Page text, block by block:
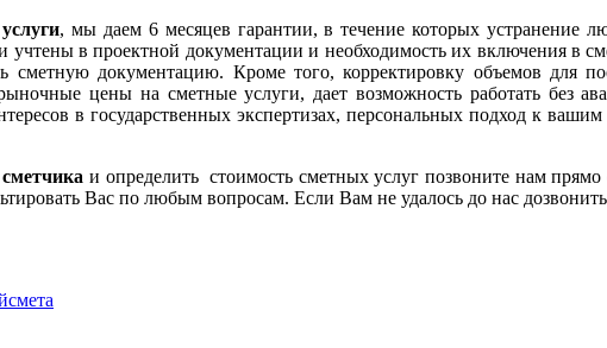
, мы даем 6 месяцев гарантии, в течение которых устранение
в проектной документации и необходимость их включения в
сметную документацию. Кроме того, корректировку объемов для
цены на сметные услуги, дает возможность работать без
в государственных экспертизах, персональных подход к
и определить стоимость сметных услуг позвоните нам
Вас по любым вопросам. Если Вам не удалось до нас